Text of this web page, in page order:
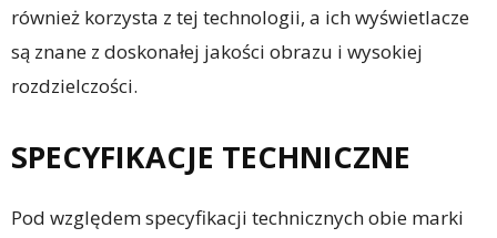
również korzysta z tej technologii, a ich wyświetlacze
są znane z doskonałej jakości obrazu i wysokiej
rozdzielczości.
SPECYFIKACJE TECHNICZNE
Pod względem specyfikacji technicznych obie marki